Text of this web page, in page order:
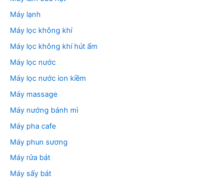
Máy lạnh
Máy lọc không khí
Máy lọc không khí hút ẩm
Máy lọc nước
Máy lọc nước ion kiềm
Máy massage
Máy nướng bánh mì
Máy pha cafe
Máy phun sương
Máy rửa bát
Máy sấy bát